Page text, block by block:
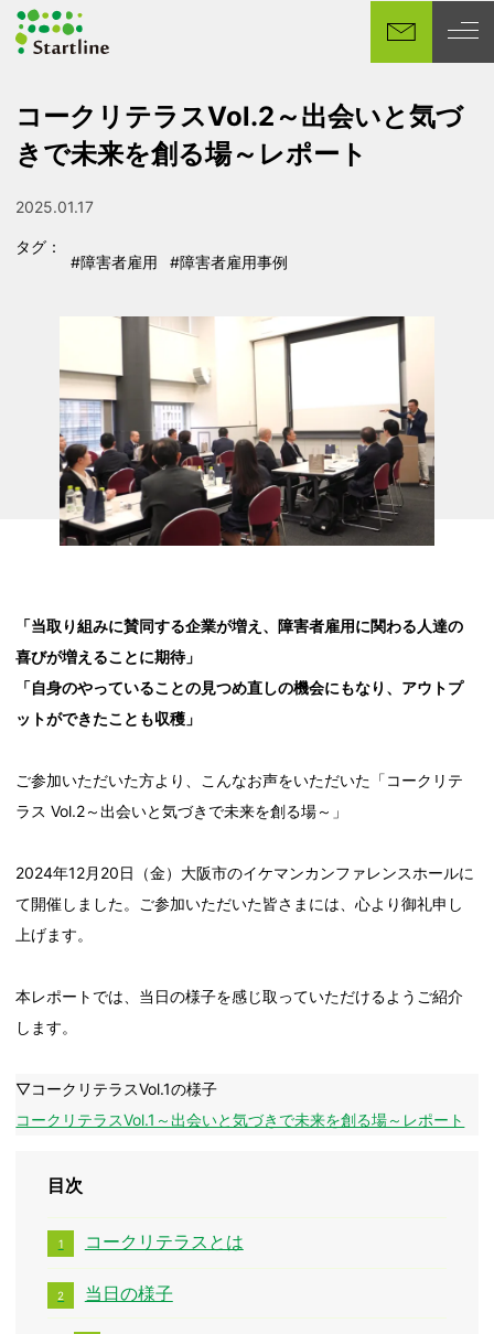
イ
コークリテラスVol.2～出会いと気づ
きで未来を創る場～レポート
投稿日
2025.01.17
タグ：
タグ
#障害者雇用
タグ
#障害者雇用事例
「当取り組みに賛同する企業が増え、障害者雇用に関わる人達の
喜びが増えることに期待」
「自身のやっていることの見つめ直しの機会にもなり、アウトプ
ットができたことも収穫」
ご参加いただいた方より、こんなお声をいただいた「コークリテ
ラス Vol.2～出会いと気づきで未来を創る場～」
2024年12月20日（金）大阪市のイケマンカンファレンスホールに
て開催しました。ご参加いただいた皆さまには、心より御礼申し
上げます。
本レポートでは、当日の様子を感じ取っていただけるようご紹介
します。
▽コークリテラスVol.1の様子
コークリテラスVol.1～出会いと気づきで未来を創る場～レポート
目次
コークリテラスとは
当日の様子